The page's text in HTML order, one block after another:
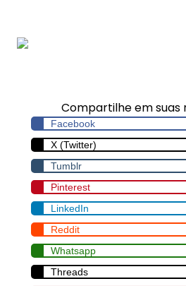
Compartilhe em suas
Facebook
X (Twitter)
Tumblr
Pinterest
LinkedIn
Reddit
Whatsapp
Threads